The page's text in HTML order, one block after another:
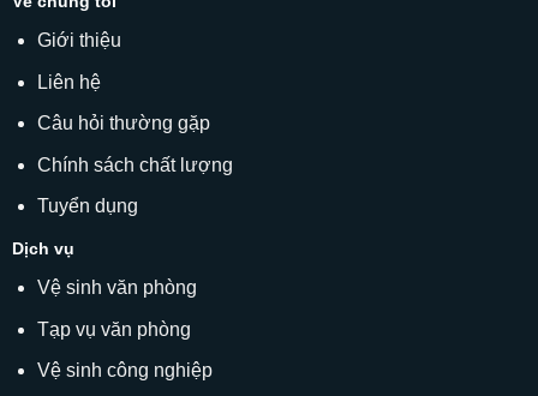
Giới thiệu
Liên hệ
Câu hỏi thường gặp
Chính sách chất lượng
Tuyển dụng
Dịch vụ
Vệ sinh văn phòng
Tạp vụ văn phòng
Vệ sinh công nghiệp